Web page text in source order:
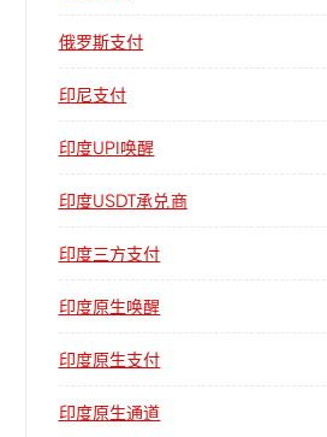
俄罗斯支付
印尼支付
印度UPI唤醒
印度USDT承兑商
印度三方支付
印度原生唤醒
印度原生支付
印度原生通道